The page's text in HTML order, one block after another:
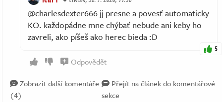
@charlesdexter666 jj presne a povesť automaticky
KO. každopádne mne chýbať nebude ani keby ho
zavreli, ako píšeš ako herec bieda :D
5
Odpovědět
Zobrazit další komentáře
(4)
Přejít na článek do komentářové
sekce